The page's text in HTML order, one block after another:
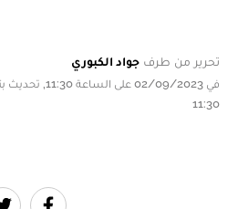
تحرير من طرف جواد الكبوري
11:30